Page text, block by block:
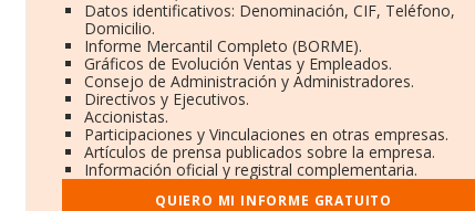
Datos identificativos: Denominación, CIF, Teléfono,
Domicilio.
Informe Mercantil Completo (BORME).
Gráficos de Evolución Ventas y Empleados.
Consejo de Administración y Administradores.
Directivos y Ejecutivos.
Accionistas.
Participaciones y Vinculaciones en otras empresas.
Artículos de prensa publicados sobre la empresa.
Información oficial y registral complementaria.
QUIERO MI INFORME GRATUITO